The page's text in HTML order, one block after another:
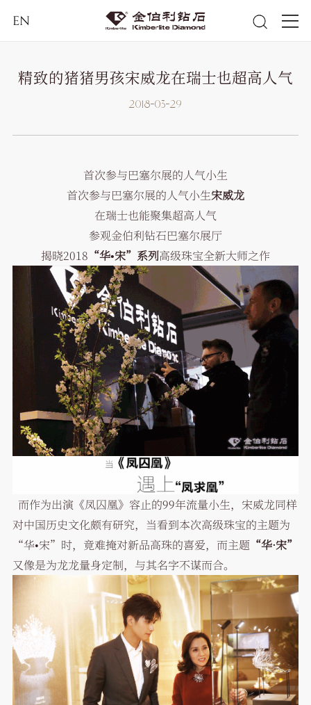
EN
精致的猪猪男孩宋威龙在瑞士也超高人气
2018-03-29
首次参与巴塞尔展的人气小生
首次参与巴塞尔展的人气小生宋威龙
在瑞士也能聚集超高人气
参观金伯利钻石巴塞尔展厅
揭晓2018 “华•宋”系列高级珠宝全新大师之作
而作为出演《凤囚凰》容止的99年流量小生，宋威龙同样
对中国历史文化颇有研究，当看到本次高级珠宝的主题为
“华•宋”时，竟难掩对新品高珠的喜爱，而主题“华·宋”
又像是为龙龙量身定制，与其名字不谋而合。